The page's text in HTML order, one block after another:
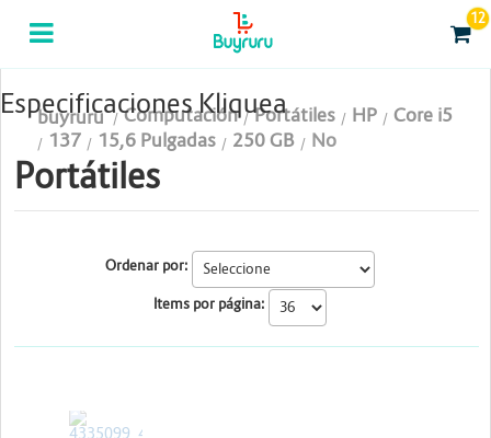
Categorias
12
Computación
Tablas Digitalizadoras
Celulares y Tablets
Especificaciones Kliquea
buyruru Computación Portátiles HP
Core i5
137
15,6 Pulgadas 250 GB No
Portátiles
Ordenar por:
Items por página:
HP